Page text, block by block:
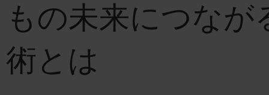
もの未来につなが
術とは